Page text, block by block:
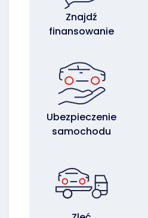
Znajdź
finansowanie
Ubezpieczenie
samochodu